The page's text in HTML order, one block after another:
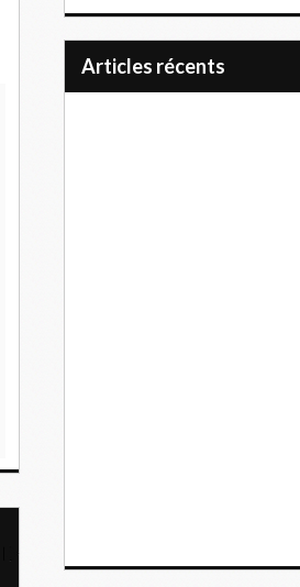
articles récents